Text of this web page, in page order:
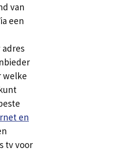
van
een
welke
en
tv voor